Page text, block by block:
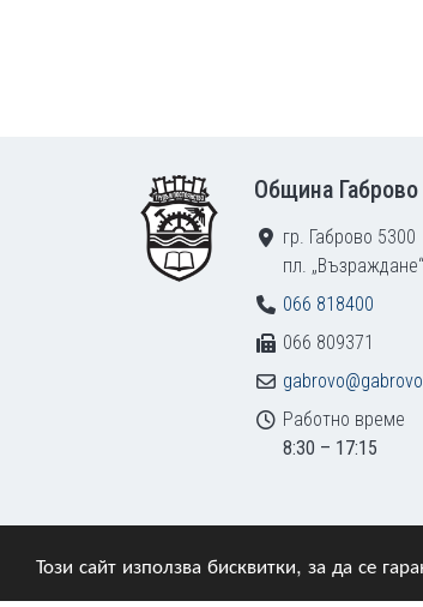
Този сайт използва бисквитки, за да се
Община Габрово
гр. Габрово 5300
пл.
066 818400
066 809371
Работно време
8:30 – 17:15
© 2009–2026 Община Габрово.